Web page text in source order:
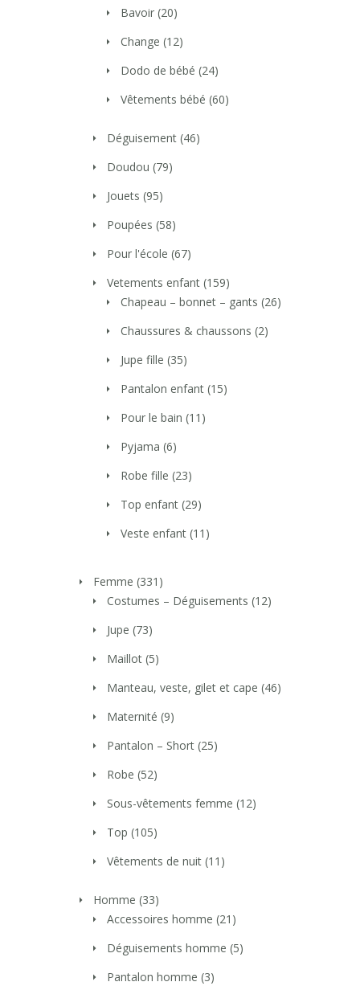
Bavoir (20)
Change (12)
Dodo de bébé (24)
Vêtements bébé (60)
Déguisement (46)
Doudou (79)
Jouets (95)
Poupées (58)
Pour l'école (67)
Vetements enfant (159)
Chapeau – bonnet – gants (26)
Chaussures & chaussons (2)
Jupe fille (35)
Pantalon enfant (15)
Pour le bain (11)
Pyjama (6)
Robe fille (23)
Top enfant (29)
Veste enfant (11)
Femme (331)
Costumes – Déguisements (12)
Jupe (73)
Maillot (5)
Manteau, veste, gilet et cape (46)
Maternité (9)
Pantalon – Short (25)
Robe (52)
Sous-vêtements femme (12)
Top (105)
Vêtements de nuit (11)
Homme (33)
Accessoires homme (21)
Déguisements homme (5)
Pantalon homme (3)